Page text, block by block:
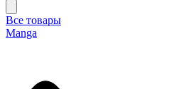
Все товары
Manga